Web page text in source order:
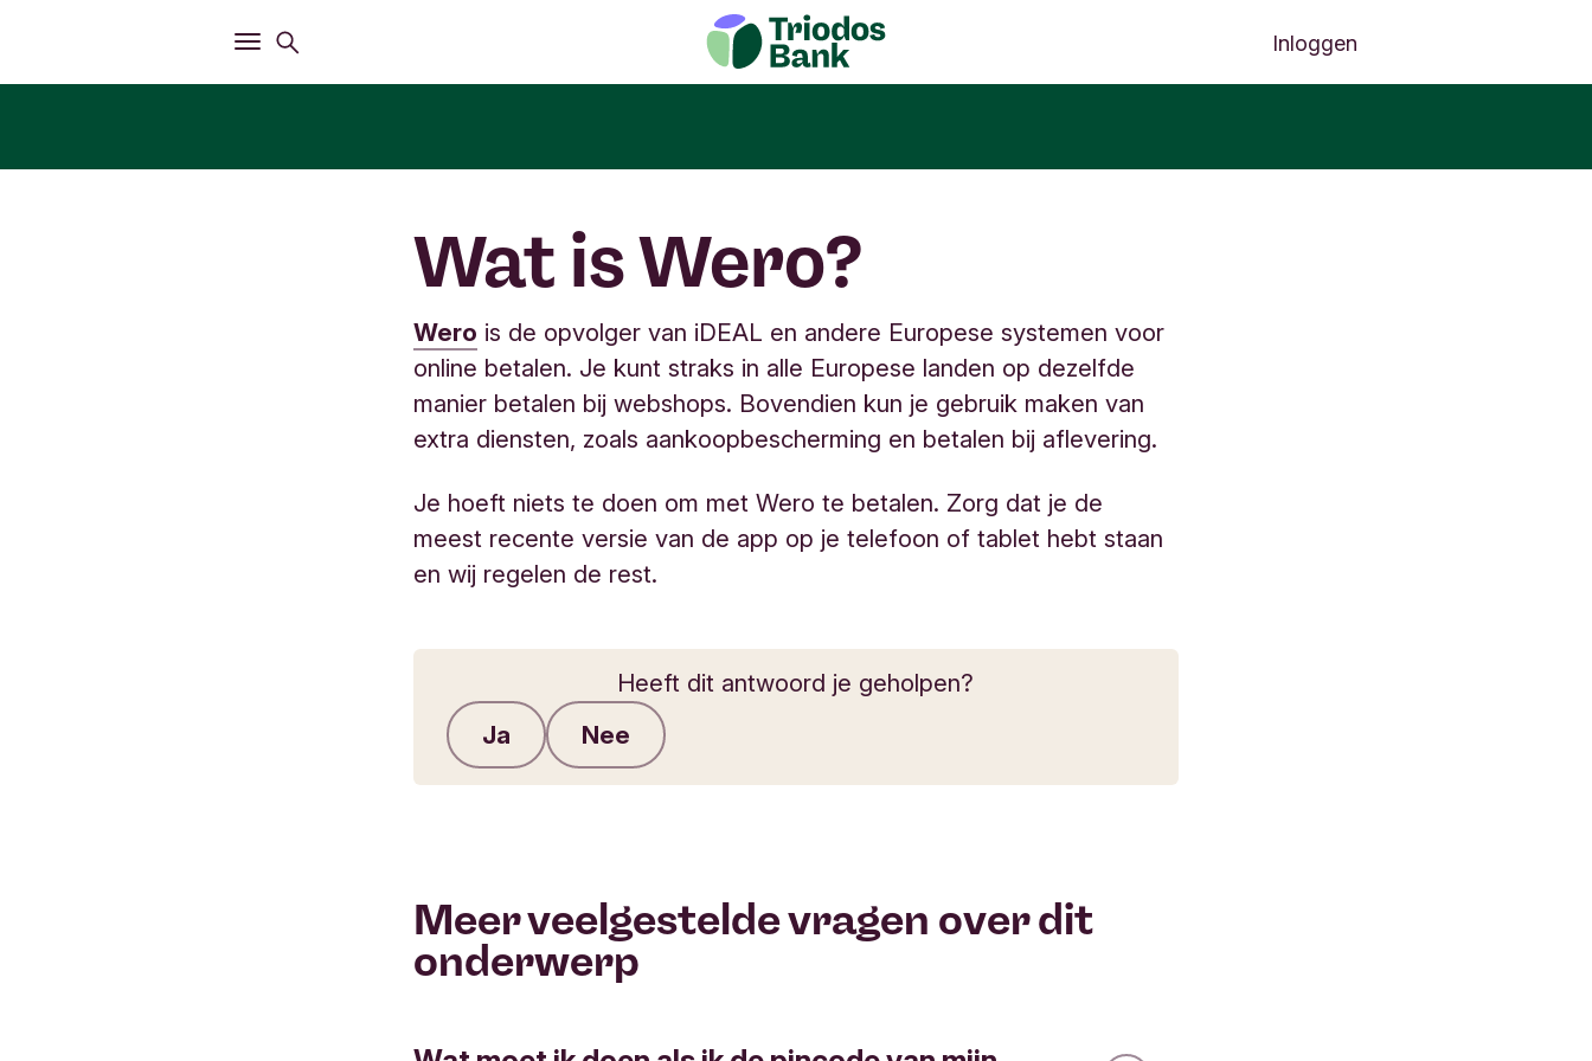
Openen
Hoofdmenu Inloggen
Wat is Wero?
Wero is de opvolger van iDEAL en andere Europese systemen voor
online betalen. Je kunt straks in alle Europese landen op dezelfde
manier betalen bij webshops. Bovendien kun je gebruik maken van
extra diensten, zoals aankoopbescherming en betalen bij aflevering.
Je hoeft niets te doen om met Wero te betalen. Zorg dat je de
meest recente versie van de app op je telefoon of tablet hebt staan
en wij regelen de rest.
Heeft dit antwoord je geholpen?
Ja
Nee
Feedback verzenden
Meer veelgestelde vragen over dit
onderwerp